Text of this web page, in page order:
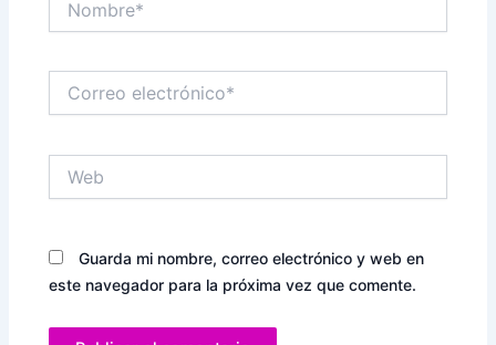
electrónico*
Guarda mi nombre, correo electrónico y web en
este navegador para la próxima vez que comente.